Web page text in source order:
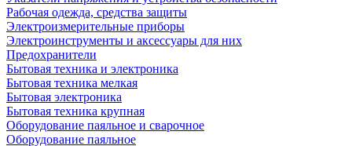
Рабочая одежда, средства защиты
Электроизмерительные приборы
Электроинструменты и аксессуары для них
Предохранители
Бытовая техника и электроника
Бытовая техника мелкая
Бытовая электроника
Бытовая техника крупная
Оборудование паяльное и сварочное
Оборудование паяльное